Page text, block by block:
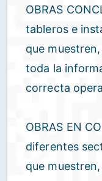
OBRAS
tableros e
que
toda la
correcta
OBRAS EN
diferentes
que